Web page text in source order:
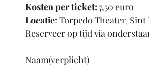
Kosten per ticket: 7,50 euro
Locatie: Torpedo Theater, Sint
Reserveer op tijd via
Naam(verplicht)